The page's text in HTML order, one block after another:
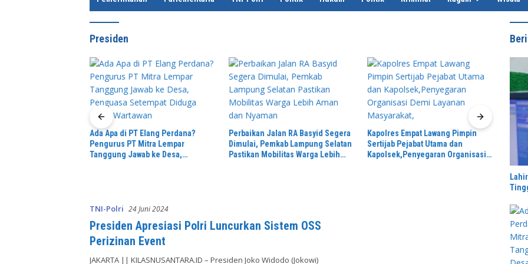
e
Presiden
Ada Apa di PT Elang Perdana?
Pengurus PT Mitra Lempar
Tanggung Jawab ke Desa,
Perbaikan Jalan RA Basyid Segera
Dimulai, Pemkab Lampung Selatan
Pastikan Mobilitas Warga Lebih
Kapolres Empat Lawang Pimpin
Sertijab Pejabat Utama dan
Kapolsek,Penyegaran Organisasi
2045
TNI-Polri 24 Juni 2024
Presiden Apresiasi Polri Luncurkan Sistem OSS
Perizinan Event
JAKARTA || KILASNUSANTARA.ID – Presiden Joko Widodo (Jokowi)